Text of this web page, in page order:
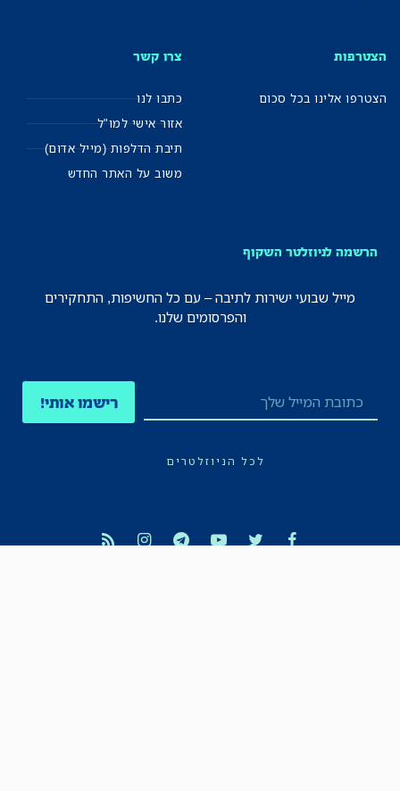
הצטרפות
הצטרפו אלינו בכל סכום
צרו קשר
כתבו לנו
אזור אישי למו"ל
תיבת הדלפות (מייל אדום)
משוב על האתר החדש
הרשמה לניוזלטר השקוף
מייל שבועי ישירות לתיבה – עם כל החשיפות, התחקירים
והפרסומים שלנו.
רישמו אותי!
לכל הניוזלטרים